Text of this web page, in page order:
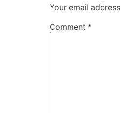
Your email
Comment *